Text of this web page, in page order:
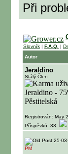
Při
Slovník | F.A.Q. |
Autor
Jeraldino
Stálý Člen
Registrován: May
Příspěvků: 33
25-
PM